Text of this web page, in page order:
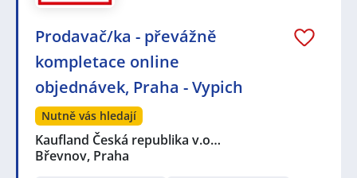
Prodavač/ka - převážně
kompletace online
objednávek, Praha - Vypich
Nutně vás hledají
Kaufland Česká republika v.o…
Břevnov, Praha